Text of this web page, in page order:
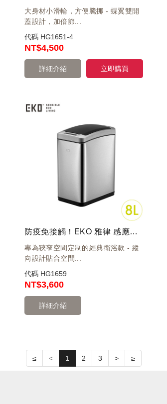
大身材小滑輪，方便騰挪 - 蝶翼雙開
蓋設計，加倍節...
代碼 HG1651-4
NT$4,500
立即購買
詳細介紹
防疫免接觸！EKO 雅律 感應環境桶 8L 砂鋼 EK9229MT-8L
專為狹窄空間定制的經典衛浴款 - 縱
向設計貼合空間...
代碼 HG1659
NT$3,600
詳細介紹
≤ < 1 2 3 > ≥